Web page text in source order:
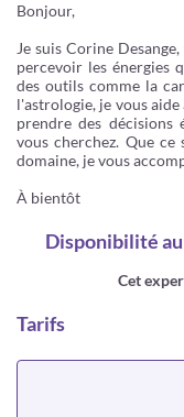
Bonjour,
Je suis Corine
percevoir les énergies
des outils comme la
l'astrologie, je vous
prendre des décisions
vous cherchez. Que
domaine, je vous
À bientôt
Disponibilité
Cet
Tarifs